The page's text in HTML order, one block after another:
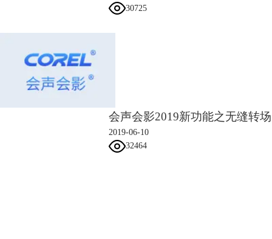
图4：会声会影制作闪光流光字
将背景素材导入视频轨中，点击标题按钮，双击预览屏幕，输入文字
30725
会声会影2019新功能之无缝转场
2019-06-10
32464